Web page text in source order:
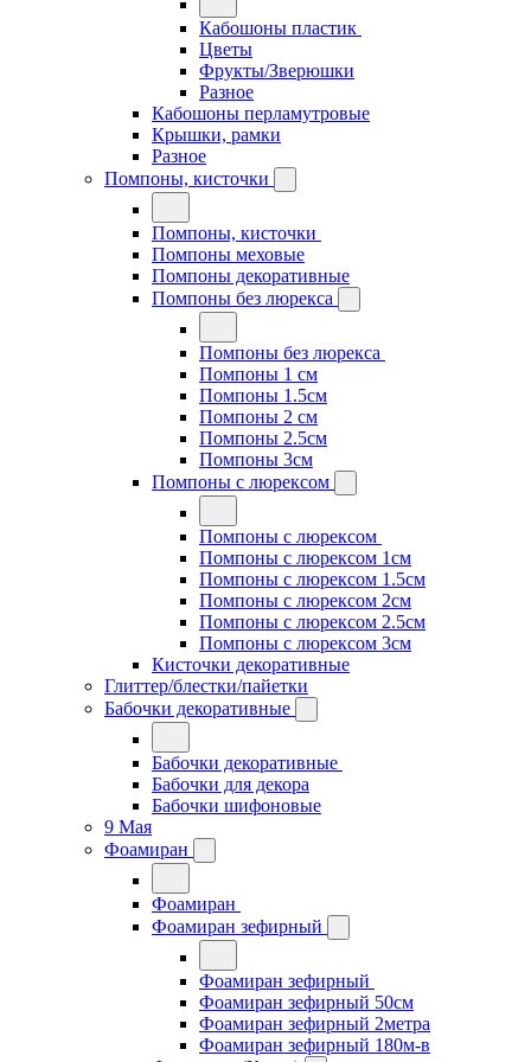
Кабошоны пластик
Цветы
Фрукты/Зверюшки
Разное
Кабошоны перламутровые
Крышки, рамки
Разное
Помпоны, кисточки
Помпоны, кисточки
Помпоны меховые
Помпоны декоративные
Помпоны без люрекса
Помпоны без люрекса
Помпоны 1 см
Помпоны 1.5см
Помпоны 2 см
Помпоны 2.5см
Помпоны 3см
Помпоны с люрексом
Помпоны с люрексом
Помпоны с люрексом 1см
Помпоны с люрексом 1.5см
Помпоны с люрексом 2см
Помпоны с люрексом 2.5см
Помпоны с люрексом 3см
Кисточки декоративные
Глиттер/блестки/пайетки
Бабочки декоративные
Бабочки декоративные
Бабочки для декора
Бабочки шифоновые
9 Мая
Фоамиран
Фоамиран
Фоамиран зефирный
Фоамиран зефирный
Фоамиран зефирный 50см
Фоамиран зефирный 2метра
Фоамиран зефирный 180м-в